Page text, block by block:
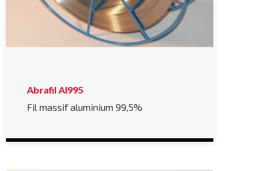
Abrafil Al995
Fil massif aluminium 99,5%